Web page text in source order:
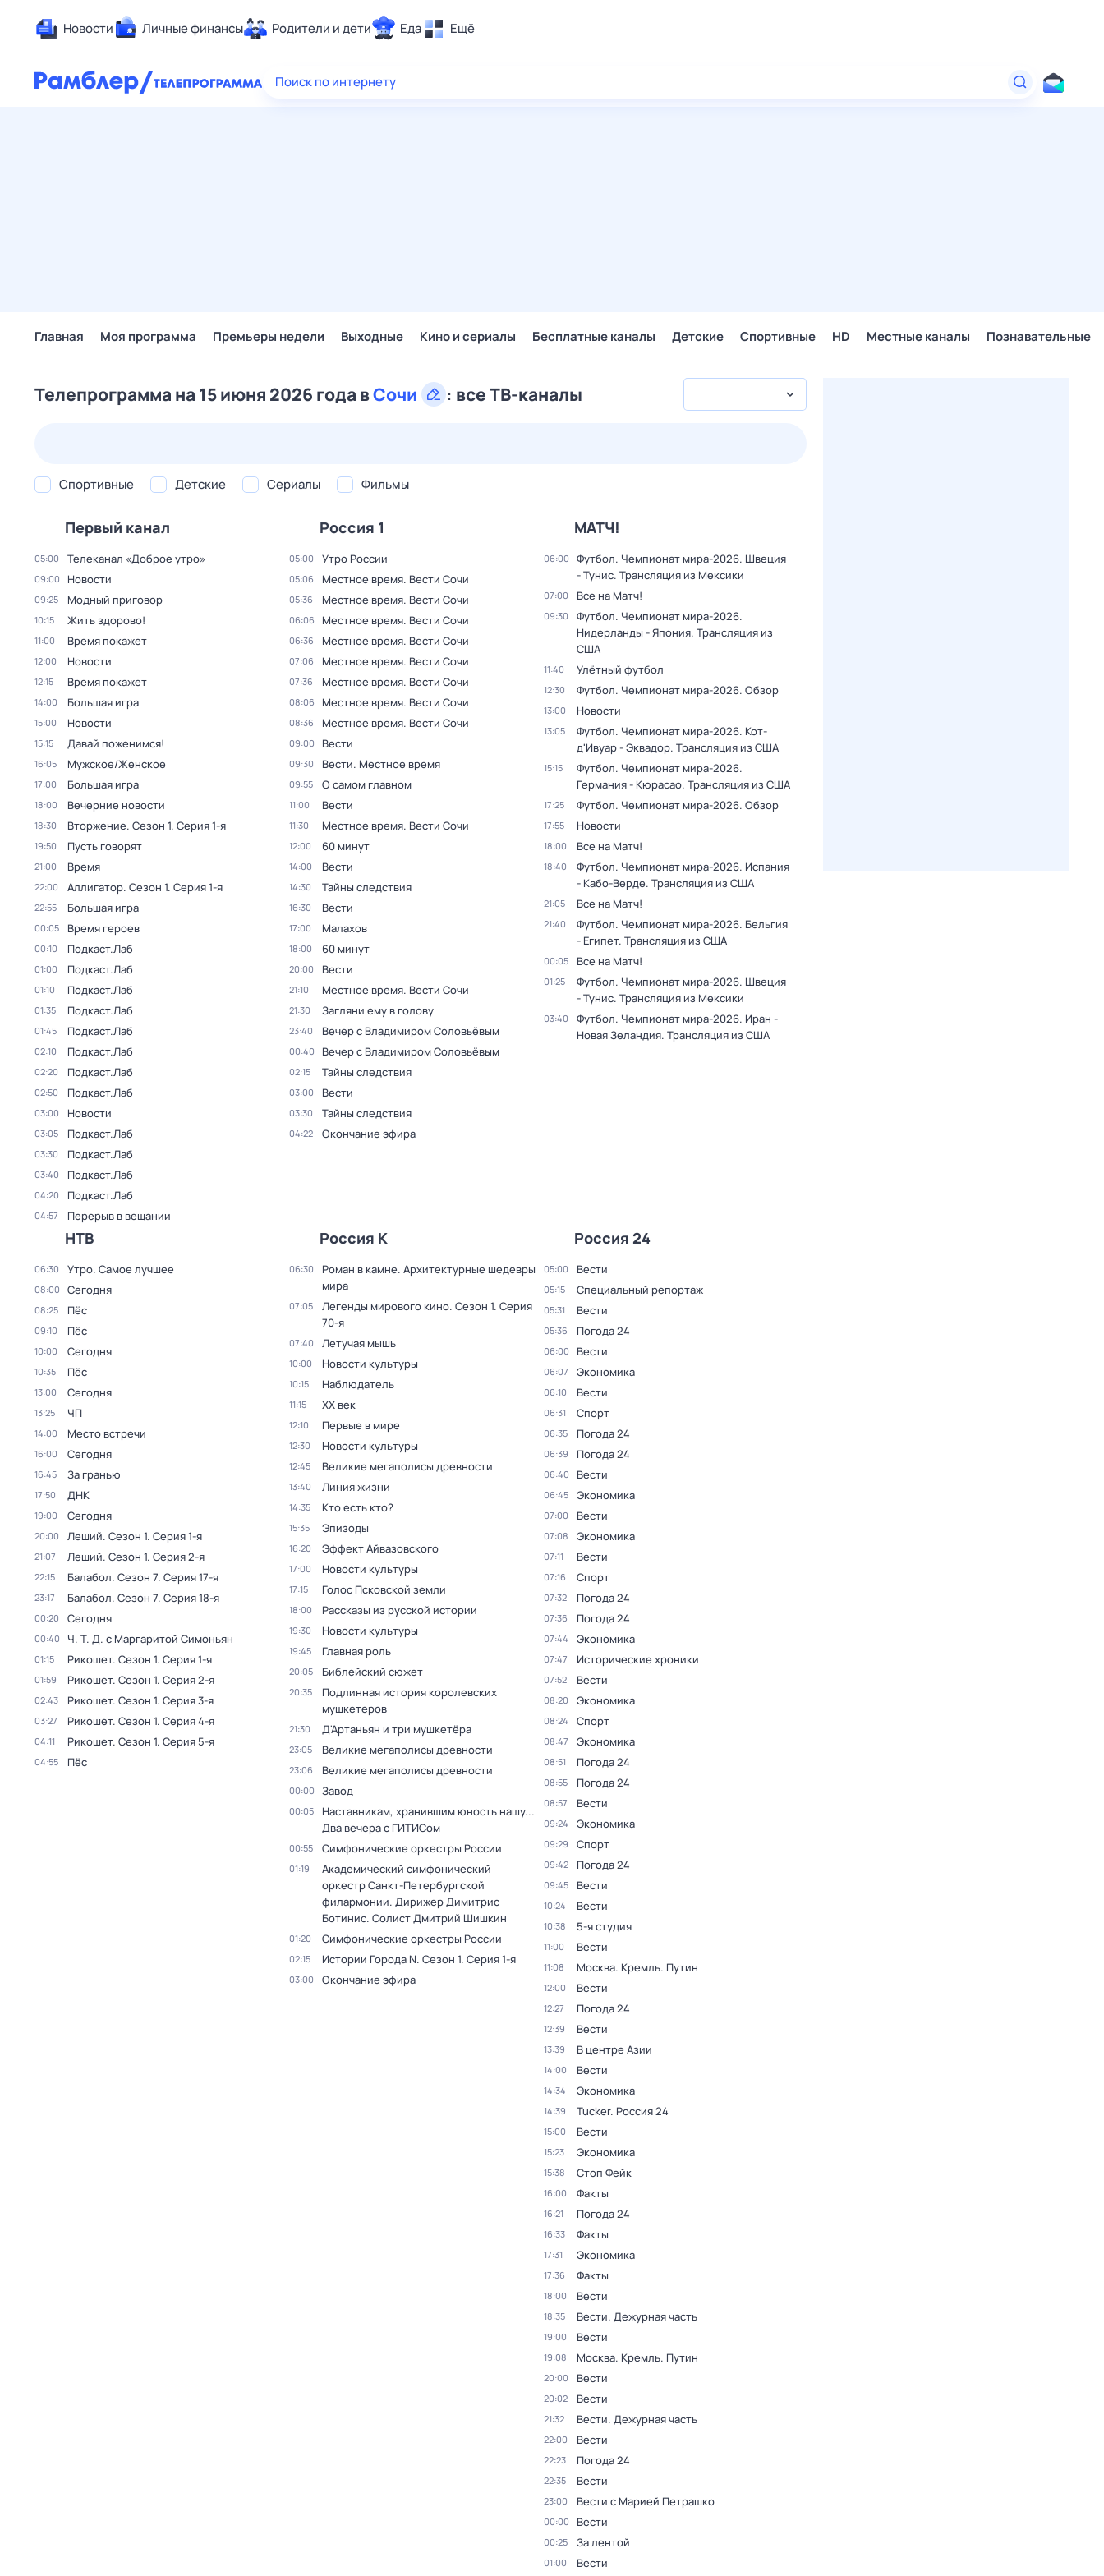
Новости Личные финансы Родители и дети Еда Ещё
Здоровье
Поиск по интернету
Главная Моя программа Премьеры недели Выходные Кино и сериалы Бесплатные каналы Детские Спортивные HD Местные каналы Познавательные
Телепрограмма на 15 июня 2026 года вСочи : все ТВ-каналы
Спортивные Детские Сериалы Фильмы
Первый канал
05:00 Телеканал «Доброе утро»
09:00 Новости
09:25 Модный приговор
10:15 Жить здорово!
11:00 Время покажет
12:00 Новости
12:15 Время покажет
14:00 Большая игра
15:00 Новости
15:15 Давай поженимся!
16:05 Мужское/Женское
17:00 Большая игра
18:00 Вечерние новости
18:30 Вторжение. Сезон 1. Серия 1-я
19:50 Пусть говорят
21:00 Время
22:00 Аллигатор. Сезон 1. Серия 1-я
22:55 Большая игра
00:05 Время героев
00:10 Подкаст.Лаб
01:00 Подкаст.Лаб
01:10 Подкаст.Лаб
01:35 Подкаст.Лаб
01:45 Подкаст.Лаб
02:10 Подкаст.Лаб
02:20 Подкаст.Лаб
02:50 Подкаст.Лаб
03:00 Новости
03:05 Подкаст.Лаб
03:30 Подкаст.Лаб
03:40 Подкаст.Лаб
04:20 Подкаст.Лаб
04:57 Перерыв в вещании
Россия 1
05:00 Утро России
05:06 Местное время. Вести Сочи
05:36 Местное время. Вести Сочи
06:06 Местное время. Вести Сочи
06:36 Местное время. Вести Сочи
07:06 Местное время. Вести Сочи
07:36 Местное время. Вести Сочи
08:06 Местное время. Вести Сочи
08:36 Местное время. Вести Сочи
09:00 Вести
09:30 Вести. Местное время
09:55 О самом главном
11:00 Вести
11:30 Местное время. Вести Сочи
12:00 60 минут
14:00 Вести
14:30 Тайны следствия
16:30 Вести
17:00 Малахов
18:00 60 минут
20:00 Вести
21:10 Местное время. Вести Сочи
21:30 Загляни ему в голову
23:40 Вечер с Владимиром Соловьёвым
00:40 Вечер с Владимиром Соловьёвым
02:15 Тайны следствия
03:00 Вести
03:30 Тайны следствия
04:22 Окончание эфира
МАТЧ!
06:00
Футбол. Чемпионат мира-2026. Швеция
- Тунис. Трансляция из Мексики
07:00 Все на Матч!
09:30
Футбол. Чемпионат мира-2026.
Нидерланды - Япония. Трансляция из
США
11:40 Улётный футбол
12:30 Футбол. Чемпионат мира-2026. Обзор
13:00 Новости
13:05
Футбол. Чемпионат мира-2026. Кот-
д'Ивуар - Эквадор. Трансляция из США
15:15
Футбол. Чемпионат мира-2026.
Германия - Кюрасао. Трансляция из США
17:25 Футбол. Чемпионат мира-2026. Обзор
17:55 Новости
18:00 Все на Матч!
18:40
Футбол. Чемпионат мира-2026. Испания
- Кабо-Верде. Трансляция из США
21:05 Все на Матч!
21:40
Футбол. Чемпионат мира-2026. Бельгия
- Египет. Трансляция из США
00:05 Все на Матч!
01:25
Футбол. Чемпионат мира-2026. Швеция
- Тунис. Трансляция из Мексики
03:40
Футбол. Чемпионат мира-2026. Иран -
Новая Зеландия. Трансляция из США
НТВ
06:30 Утро. Самое лучшее
08:00 Сегодня
08:25 Пёс
09:10 Пёс
10:00 Сегодня
10:35 Пёс
13:00 Сегодня
13:25 ЧП
14:00 Место встречи
16:00 Сегодня
16:45 За гранью
17:50 ДНК
19:00 Сегодня
20:00 Леший. Сезон 1. Серия 1-я
21:07 Леший. Сезон 1. Серия 2-я
22:15 Балабол. Сезон 7. Серия 17-я
23:17 Балабол. Сезон 7. Серия 18-я
00:20 Сегодня
00:40 Ч. T. Д. с Маргаритой Симоньян
01:15 Рикошет. Сезон 1. Серия 1-я
01:59 Рикошет. Сезон 1. Серия 2-я
02:43 Рикошет. Сезон 1. Серия 3-я
03:27 Рикошет. Сезон 1. Серия 4-я
04:11 Рикошет. Сезон 1. Серия 5-я
04:55 Пёс
Россия К
06:30
Роман в камне. Архитектурные шедевры
мира
07:05 Легенды мирового кино. Сезон 1. Серия
70-я
07:40 Летучая мышь
10:00 Новости культуры
10:15 Наблюдатель
11:15 ХХ век
12:10 Первые в мире
12:30 Новости культуры
12:45 Великие мегаполисы древности
13:40 Линия жизни
14:35 Кто есть кто?
15:35 Эпизоды
16:20 Эффект Айвазовского
17:00 Новости культуры
17:15 Голос Псковской земли
18:00 Рассказы из русской истории
19:30 Новости культуры
19:45 Главная роль
20:05 Библейский сюжет
20:35
Подлинная история королевских
мушкетеров
21:30 Д'Артаньян и три мушкетёра
23:05 Великие мегаполисы древности
23:06 Великие мегаполисы древности
00:00 Завод
00:05
Наставникам, хранившим юность нашу...
Два вечера с ГИТИСом
00:55 Симфонические оркестры России
01:19
Академический симфонический
оркестр Санкт-Петербургской
филармонии. Дирижер Димитрис
Ботинис. Солист Дмитрий Шишкин
01:20 Симфонические оркестры России
02:15 Истории Города N. Сезон 1. Серия 1-я
03:00 Окончание эфира
Россия 24
05:00 Вести
05:15 Специальный репортаж
05:31 Вести
05:36 Погода 24
06:00 Вести
06:07 Экономика
06:10 Вести
06:31 Спорт
06:35 Погода 24
06:39 Погода 24
06:40 Вести
06:45 Экономика
07:00 Вести
07:08 Экономика
07:11 Вести
07:16 Спорт
07:32 Погода 24
07:36 Погода 24
07:44 Экономика
07:47 Исторические хроники
07:52 Вести
08:20 Экономика
08:24 Спорт
08:47 Экономика
08:51 Погода 24
08:55 Погода 24
08:57 Вести
09:24 Экономика
09:29 Спорт
09:42 Погода 24
09:45 Вести
10:24 Вести
10:38 5-я студия
11:00 Вести
11:08 Москва. Кремль. Путин
12:00 Вести
12:27 Погода 24
12:39 Вести
13:39 В центре Азии
14:00 Вести
14:34 Экономика
14:39 Tucker. Россия 24
15:00 Вести
15:23 Экономика
15:38 Стоп Фейк
16:00 Факты
16:21 Погода 24
16:33 Факты
17:31 Экономика
17:36 Факты
18:00 Вести
18:35 Вести. Дежурная часть
19:00 Вести
19:08 Москва. Кремль. Путин
20:00 Вести
20:02 Вести
21:32 Вести. Дежурная часть
22:00 Вести
22:23 Погода 24
22:35 Вести
23:00 Вести с Марией Петрашко
00:00 Вести
00:25 За лентой
01:00 Вести